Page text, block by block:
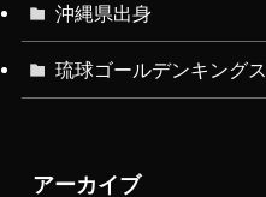
沖縄県出身
琉球ゴールデンキングス
アーカイブ